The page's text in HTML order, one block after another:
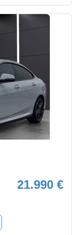
21.990 €